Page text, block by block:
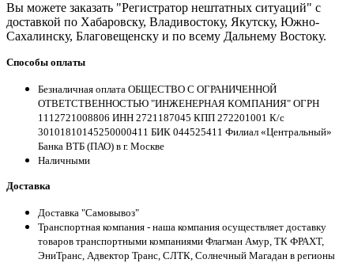
Вы можете заказать "Регистратор нештатных ситуаций" с
доставкой по Хабаровску, Владивостоку, Якутску, Южно-
Сахалинску, Благовещенску и по всему Дальнему Востоку.
Способы оплаты
Безналичная оплата ОБЩЕСТВО С ОГРАНИЧЕННОЙ
ОТВЕТСТВЕННОСТЬЮ "ИНЖЕНЕРНАЯ КОМПАНИЯ" ОГРН
1112721008806 ИНН 2721187045 КПП 272201001 К/с
30101810145250000411 БИК 044525411 Филиал «Центральный»
Банка ВТБ (ПАО) в г. Москве
Наличными
Доставка
Доставка "Самовывоз"
Транспортная компания - наша компания осуществляет доставку
товаров транспортными компаниями Флагман Амур, ТК ФРАХТ,
ЭниТранс, Адвектор Транс, СЛТК, Солнечный Магадан в регионы